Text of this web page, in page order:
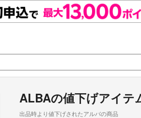
ALBAの値下げアイテ
出品時より値下げされたアルバの商品